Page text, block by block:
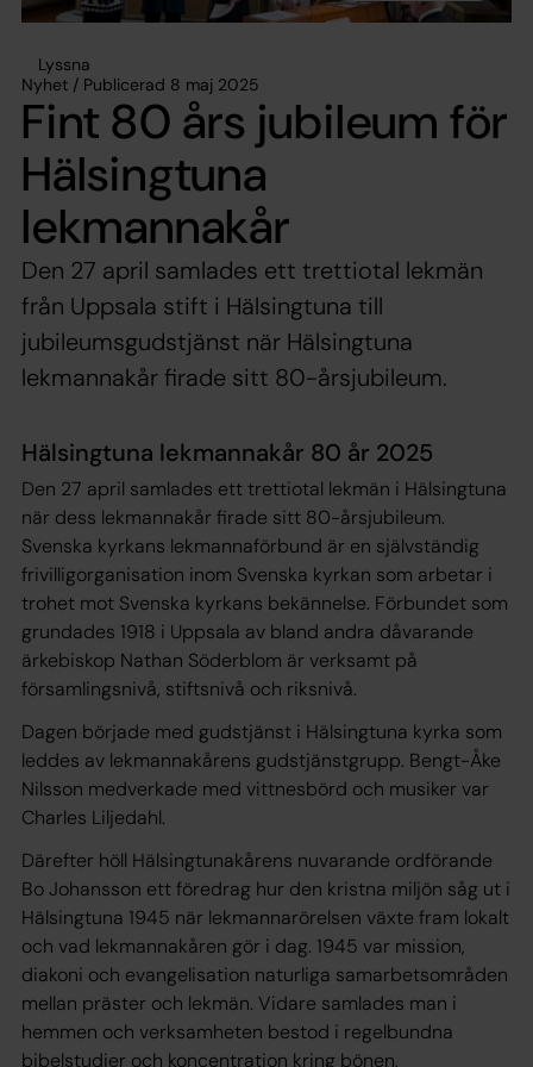
Lyssna
Nyhet / Publicerad 8 maj 2025
Fint 80 års jubileum för
Hälsingtuna
lekmannakår
Den 27 april samlades ett trettiotal lekmän
från Uppsala stift i Hälsingtuna till
jubileumsgudstjänst när Hälsingtuna
lekmannakår firade sitt 80-årsjubileum.
Hälsingtuna lekmannakår 80 år 2025
Den 27 april samlades ett trettiotal lekmän i Hälsingtuna
när dess lekmannakår firade sitt 80-årsjubileum.
Svenska kyrkans lekmannaförbund är en självständig
frivilligorganisation inom Svenska kyrkan som arbetar i
trohet mot Svenska kyrkans bekännelse. Förbundet som
grundades 1918 i Uppsala av bland andra dåvarande
ärkebiskop Nathan Söderblom är verksamt på
församlingsnivå, stiftsnivå och riksnivå.
Dagen började med gudstjänst i Hälsingtuna kyrka som
leddes av lekmannakårens gudstjänstgrupp. Bengt-Åke
Nilsson medverkade med vittnesbörd och musiker var
Charles Liljedahl.
Därefter höll Hälsingtunakårens nuvarande ordförande
Bo Johansson ett föredrag hur den kristna miljön såg ut i
Hälsingtuna 1945 när lekmannarörelsen växte fram lokalt
och vad lekmannakåren gör i dag. 1945 var mission,
diakoni och evangelisation naturliga samarbetsområden
mellan präster och lekmän. Vidare samlades man i
hemmen och verksamheten bestod i regelbundna
bibelstudier och koncentration kring bönen,